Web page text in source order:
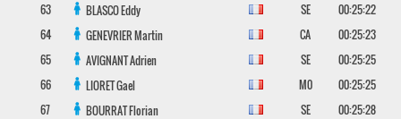
63
BLASCOEddy SE
00:25:22
64
GENEVRIERMartin CA
00:25:23
65
AVIGNANTAdrien SE
00:25:25
66
LIORETGael M0
00:25:25
67
BOURRATFlorian SE
00:25:28